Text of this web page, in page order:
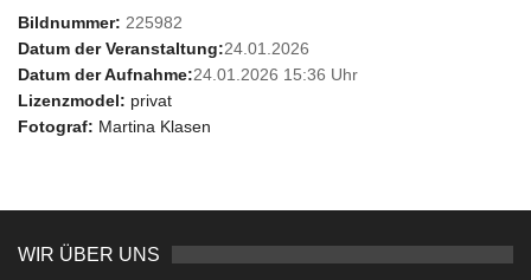
Bildnummer: 225982
Datum der Veranstaltung:24.01.2026
Datum der Aufnahme:24.01.2026 15:36 Uhr
Lizenzmodel: privat
Fotograf: Martina Klasen
WIR ÜBER UNS